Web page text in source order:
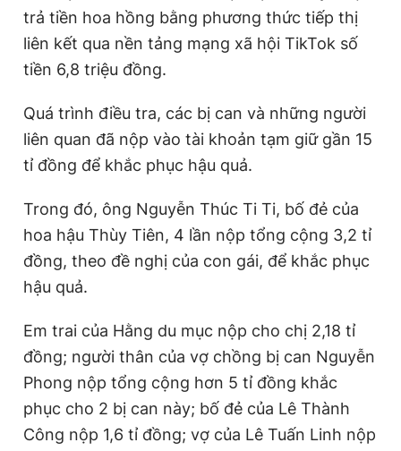
trả tiền hoa hồng bằng phương thức tiếp thị
liên kết qua nền tảng mạng xã hội TikTok số
tiền 6,8 triệu đồng.
Quá trình điều tra, các bị can và những người
liên quan đã nộp vào tài khoản tạm giữ gần 15
tỉ đồng để khắc phục hậu quả.
Trong đó, ông Nguyễn Thúc Ti Ti, bố đẻ của
hoa hậu Thùy Tiên, 4 lần nộp tổng cộng 3,2 tỉ
đồng, theo đề nghị của con gái, để khắc phục
hậu quả.
Em trai của Hằng du mục nộp cho chị 2,18 tỉ
đồng; người thân của vợ chồng bị can Nguyễn
Phong nộp tổng cộng hơn 5 tỉ đồng khắc
phục cho 2 bị can này; bố đẻ của Lê Thành
Công nộp 1,6 tỉ đồng; vợ của Lê Tuấn Linh nộp